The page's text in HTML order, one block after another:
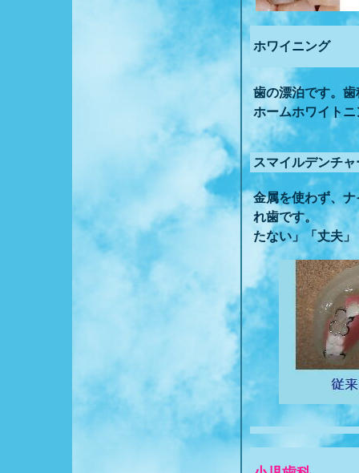
ホワイニング
歯の漂泊です。
ホームホワイト
スマイルデンチャ
金属を使わず、
れ
たない」「丈夫